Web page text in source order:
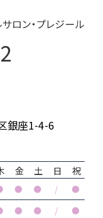
銀座1-4-6
金 土 日
祝
● ● / ●
● ● / ●